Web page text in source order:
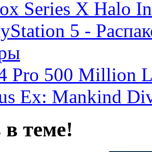
Series X Halo
5 -
Pro 500 Million
Ex: Mankind
в теме!